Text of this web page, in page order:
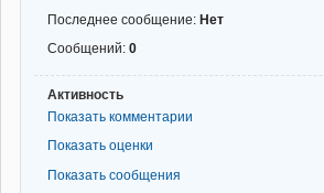
Последнее сообщение: Нет
Сообщений: 0
Активность
Показать комментарии
Показать оценки
Показать сообщения